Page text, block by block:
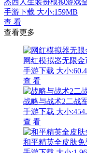
杰西人生装扮模拟游戏
手游下载 大小:159MB
查 看
查看更多
网红模拟器无限
手游下载 大小
查 看
战略与战术2二战
手游下载 大小
查 看
和平精英全皮肤免